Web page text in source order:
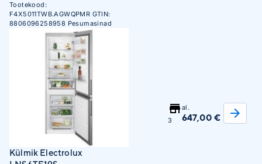
Tootekood:
F4X5011TWB.AGWQPMR GTIN:
8806096258958 Pesumasinad
Külmik Electrolux
3
al.
647,00 €